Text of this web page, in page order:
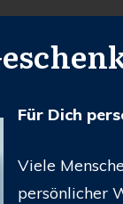
Für Dich
Viele
persönlicher